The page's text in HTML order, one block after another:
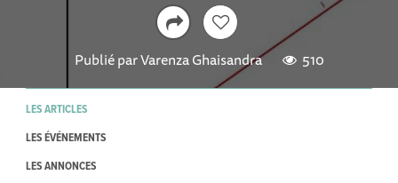
Publié parVarenza Ghaisandra 510
LES ARTICLES
LES ÉVÉNEMENTS
LES ANNONCES